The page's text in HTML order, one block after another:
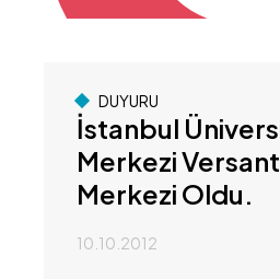
DUYURU
İstanbul
Merkezi
Merkezi Oldu.
10.10.2012